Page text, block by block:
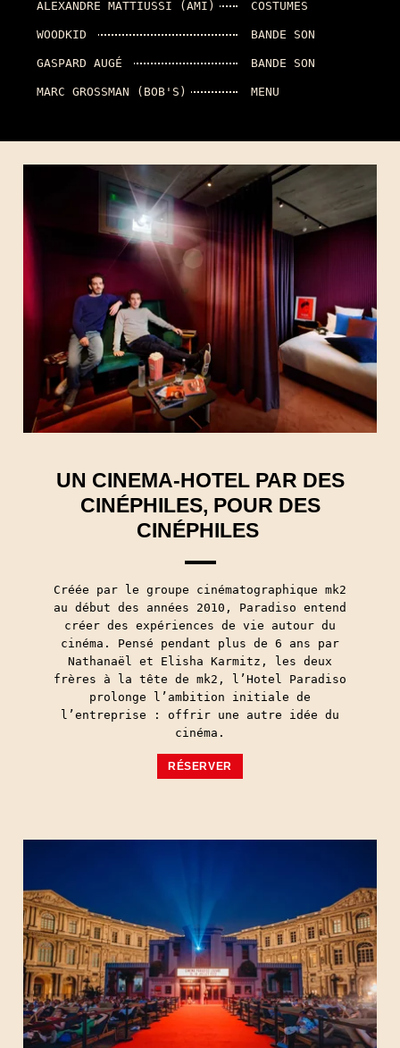
ALEXANDRE MATTIUSSI (AMI) COSTUMES
WOODKID BANDE SON
GASPARD AUGÉ BANDE SON
MARC GROSSMAN (BOB'S) MENU
UN CINEMA-HOTEL PAR DES
CINÉPHILES, POUR DES
CINÉPHILES
Créée par le groupe cinématographique mk2
au début des années 2010, Paradiso entend
créer des expériences de vie autour du
cinéma. Pensé pendant plus de 6 ans par
Nathanaël et Elisha Karmitz, les deux
frères à la tête de mk2, l’Hotel Paradiso
prolonge l’ambition initiale de
l’entreprise : offrir une autre idée du
cinéma.
RÉSERVER
RECEVEZ LA
FILMS ET DE
Deux fois par mois,
films et de séries
Couleurs, à regarder
l'Hotel Paradiso ou
moment via le lien prévu à
newsletter.
Informations
OUVERTURE
LOGE
Recevez en avant-
actualités de l’Hotel
premier à être
Loge.
moment via le lien prévu à
newsletter.
Informations